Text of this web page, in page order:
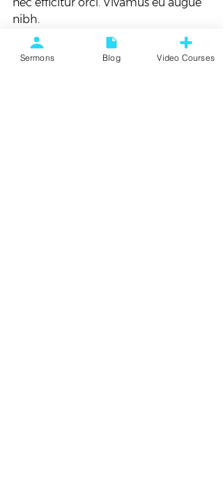
nibh.
Sermons Blog Video Courses